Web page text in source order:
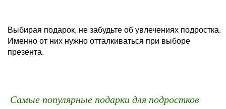
Выбирая подарок, не забудьте об увлечениях подростка.
Именно от них нужно отталкиваться при выборе
презента.
Самые популярные подарки для подростков